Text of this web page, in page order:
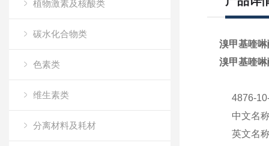
植物激素及核酸类
碳水化合物类
色素类
维生素类
分离材料及耗材
溴甲基喹
溴甲基喹
4876-
中文名
英文名